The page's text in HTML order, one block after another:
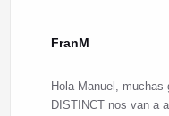
FranM
Hola Manuel,
DISTINCT nos van a